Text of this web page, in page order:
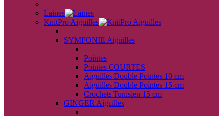
Laines
KnitPro Aiguilles
SYMFONIE Aiguilles
Pointes
Pointes COURTES
Aiguilles Double Pointes 10 cm
Aiguilles Double Pointes 15 cm
Crochets Tunisien 15 cm
GINGER Aiguilles